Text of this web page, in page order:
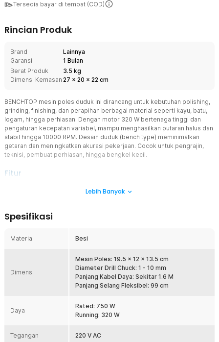
Tersedia bayar di tempat (COD)
Rincian Produk
Brand
Lainnya
Garansi
1 Bulan
Berat Produk
3.5 kg
Dimensi Kemasan 27 x 20 x 22 cm
BENCHTOP mesin poles duduk ini dirancang untuk kebutuhan polishing,
grinding, finishing, dan perapihan berbagai material seperti kayu, batu,
logam, hingga perhiasan. Dengan motor 320 W bertenaga tinggi dan
pengaturan kecepatan variabel, mampu menghasilkan putaran halus dan
stabil hingga 10000 RPM. Desain duduk (bench type) meminimalkan
getaran dan meningkatkan akurasi pekerjaan. Cocok untuk pengrajin,
teknisi, pembuat perhiasan, hingga bengkel kecil.
Fitur
Motor Bertenaga, Peforma Stabil
Putaran dapat mencapai hingga 10000 RPM sehingga hasil
dengan getaran rendah sehingga meningkatkan kenyamanan dan
Dilengkapi dengan dua roda poles, Anda bisa menggunakan dua
jenis bahan poles sekaligus tanpa harus mengganti-ganti secara
manual. Sangat cocok untuk meningkatkan produktivitas dan
Penyesuaikan Kecepatan 800 - 10000 RPM
Dilengkapi knob speed control yang memudahkan Anda mengatur
untuk polishing halus seperti perhiasan dan batu akik, sedangkan
Lebih Banyak
Spesifikasi
Material Besi
Dimensi
Mesin Poles: 19.5 x 12 x 13.5 cm
Diameter Drill Chuck: 1 - 10 mm
Panjang Kabel Daya: Sekitar 1.6 M
Panjang Selang Fleksibel: 99 cm
Daya
Rated: 750 W
Running: 320 W
Tegangan 220 V AC